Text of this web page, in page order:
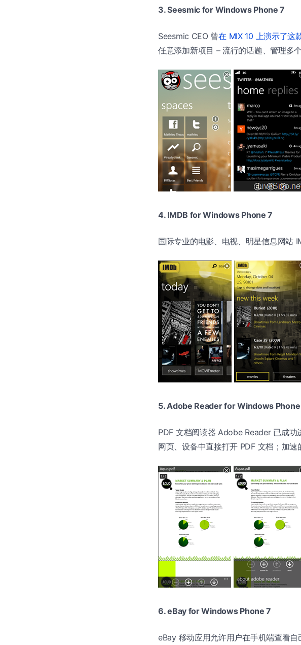
3. Seesmic for Windows Phone 7
Seesmic CEO 曾在 MIX 10 上演示了这
任意添加新项目 – 流行的话题、管理多
4. IMDB for Windows Phone 7
国际专业的电影、电视、明星信息网站
5. Adobe Reader for Windows
PDF 文档阅读器 Adobe Reader 已成功
网页、设备中直接打开 PDF 文档；加速
6. eBay for Windows Phone 7
eBay 移动应用允许用户在手机端查看自